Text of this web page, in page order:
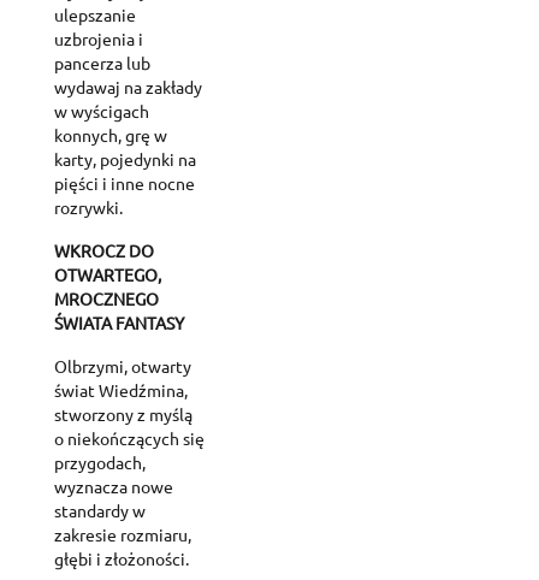
ulepszanie
uzbrojenia i
pancerza lub
wydawaj na zakłady
w wyścigach
konnych, grę w
karty, pojedynki na
pięści i inne nocne
rozrywki.
WKROCZ DO
OTWARTEGO,
MROCZNEGO
ŚWIATA FANTASY
Olbrzymi, otwarty
świat Wiedźmina,
stworzony z myślą
o niekończących się
przygodach,
wyznacza nowe
standardy w
zakresie rozmiaru,
głębi i złożoności.